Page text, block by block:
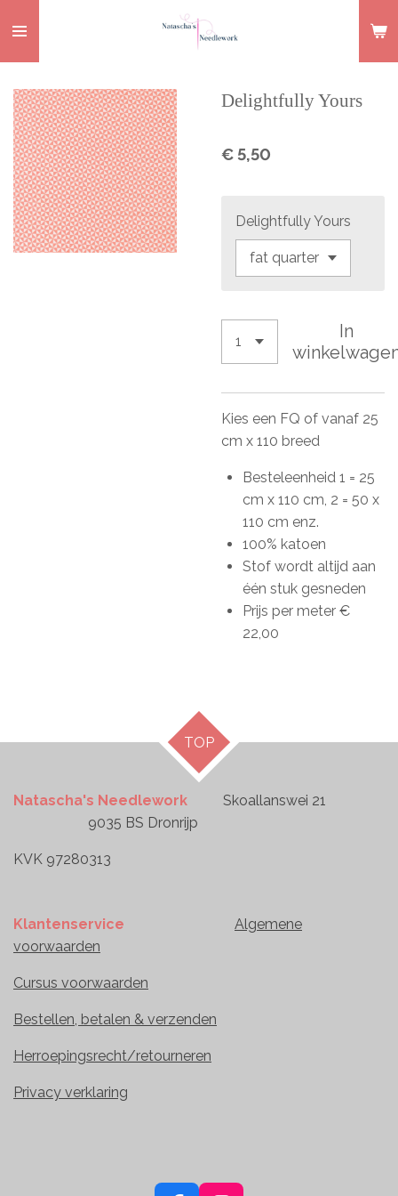
direct
naar
de
hoofdinhoud
Delightfully Yours
€ 5,50
Delightfully Yours
In
Kies een FQ of vanaf 25
cm x 110 breed
Besteleenheid 1 = 25
cm x 110 cm, 2 = 50 x
110 cm enz.
100% katoen
Stof wordt altijd aan
één stuk gesneden
Prijs per meter €
22,00
TOP
Natascha's Needlework
Skoallanswei 21
9035 BS Dronrijp
KVK 97280313
Klantenservice
Algemene
voorwaarden
Cursus voorwaarden
Bestellen, betalen & verzenden
Herroepingsrecht/retourneren
Privacy verklaring